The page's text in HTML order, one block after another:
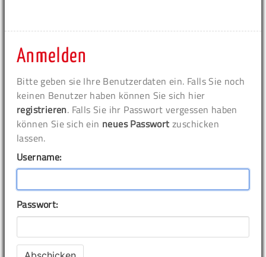
Anmelden
Bitte geben sie Ihre Benutzerdaten ein. Falls Sie noch
keinen Benutzer haben können Sie sich hier
registrieren. Falls Sie ihr Passwort vergessen haben
können Sie sich ein neues Passwort zuschicken
lassen.
Username:
Passwort: